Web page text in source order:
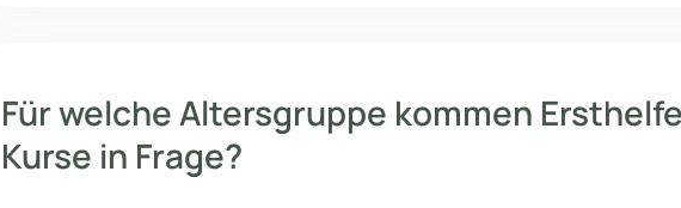
Für welche Altersgruppe kommen
Kurse in Frage?